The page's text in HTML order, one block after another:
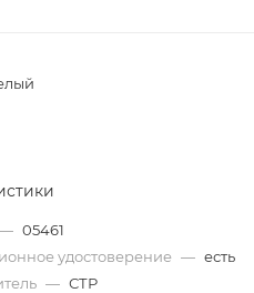
— 05461
удостоверение — есть
— СТР